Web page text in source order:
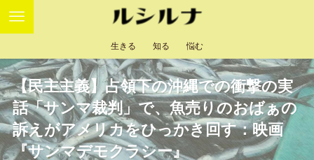
生きる 知る 悩む
【民主主義】占領下の沖縄での衝撃の実
話「サンマ裁判」で、魚売りのおばぁの
訴えがアメリカをひっかき回す：映画
『サンマデモクラシー』